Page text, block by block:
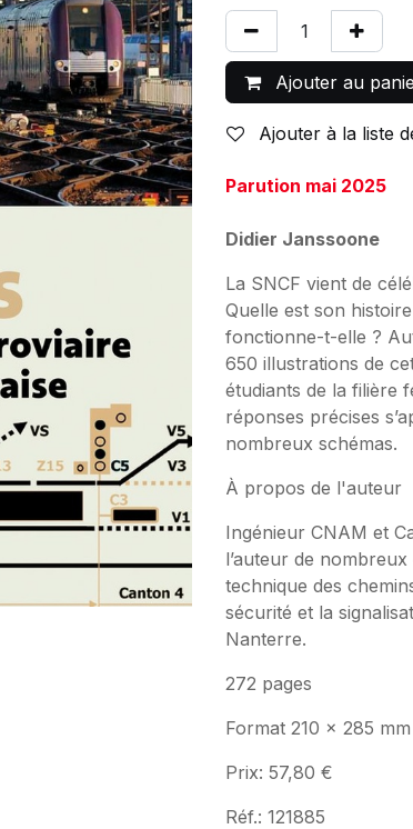
Ajouter au
Ajouter à la liste
Parution mai 2025
Didier Janssoone
La SNCF vient de
Quelle est son
fonctionne-t-elle ?
650 illustrations de
étudiants de la filière
réponses précises
nombreux schémas.
À propos de l'auteur
Ingénieur CNAM et
l’auteur de
technique des
sécurité et la
Nanterre.
272 pages
Format 210 x 285 mm
Prix: 57,80 €
Réf.: 121885